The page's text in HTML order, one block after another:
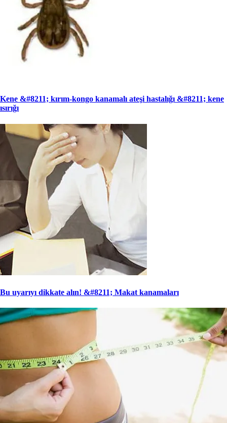
Kene &#8211; kırım-kongo kanamalı ateşi hastalığı &#8211; kene
ısırığı
Bu uyarıyı dikkate alın! &#8211; Makat kanamaları